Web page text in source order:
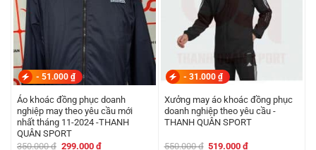
- 51.000 ₫
Áo khoác đồng phục doanh
nghiệp may theo yêu cầu mới
nhất tháng 11-2024 -THANH
QUÂN SPORT
350.000₫ Giá
299.000 ₫Giá
- 31.000 ₫
Xưởng may áo khoác đồng phục
doanh nghiệp theo yêu cầu -
THANH QUÂN SPORT
550.000₫ Giá
519.000₫Giá